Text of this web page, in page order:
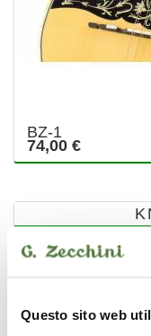
Questo sito web
BZ-1
74,00 €